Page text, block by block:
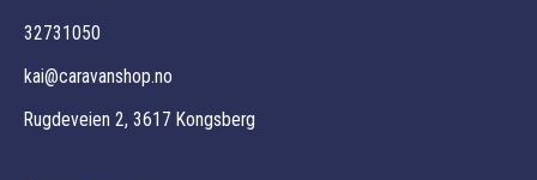
32731050
kai@caravanshop.no
Rugdeveien 2, 3617 Kongsberg